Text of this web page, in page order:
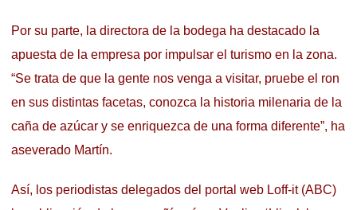
Por su parte, la directora de la bodega ha destacado la
apuesta de la empresa por impulsar el turismo en la zona.
“Se trata de que la gente nos venga a visitar, pruebe el ron
en sus distintas facetas, conozca la historia milenaria de la
caña de azúcar y se enriquezca de una forma diferente”, ha
aseverado Martín.
Así, los periodistas delegados del portal web Loff-it (ABC)